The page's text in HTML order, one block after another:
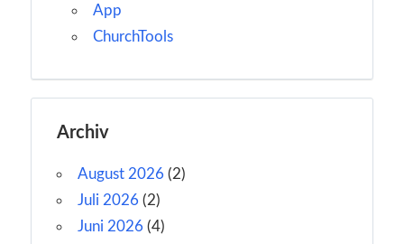
App
ChurchTools
Archiv
August 2026 (2)
Juli 2026 (2)
Juni 2026 (4)